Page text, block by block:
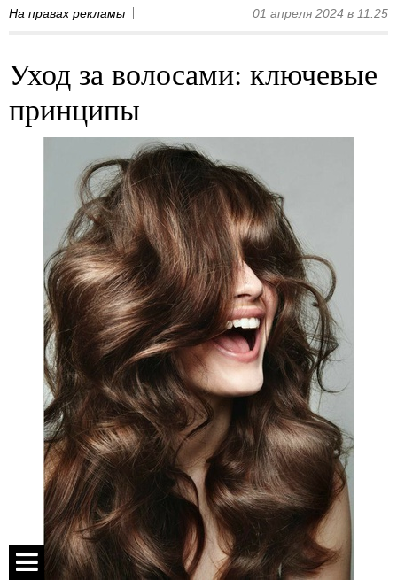
На правах рекламы 01 апреля 2024 в 11:25
Уход за волосами: ключевые
принципы